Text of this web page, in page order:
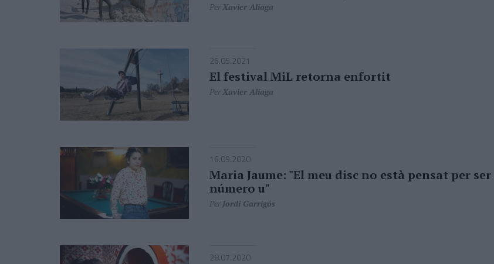
PerXavier Aliaga
26.05.2021
El festival MiL retorna enfortit
PerXavier Aliaga
16.09.2020
Maria Jaume: "El meu disc no està pensat per ser
número u"
PerJordi Garrigós
28.07.2020